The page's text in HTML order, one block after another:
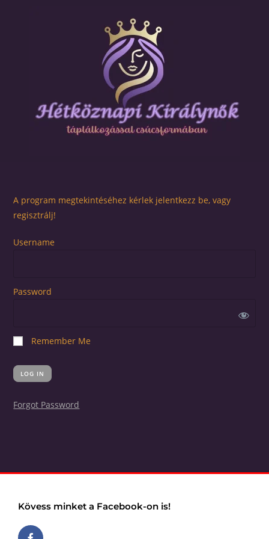
A program megtekintéséhez kérlek jelentkezz be, vagy
regisztrálj!
Username
Password
Remember Me
Forgot Password
Kövess minket a Facebook-on is!